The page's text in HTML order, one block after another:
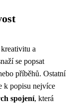
a
se popsat
příběhů. Ostatní
k popisu nejvíce
spojení, která